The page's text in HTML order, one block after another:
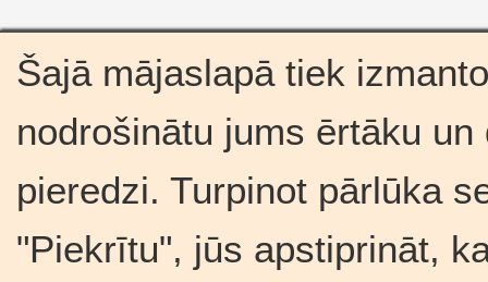
Šajā mājaslapā tiek
nodrošinātu jums ērtāku
pieredzi. Turpinot pārlūka
"Piekrītu", jūs apstiprināt,